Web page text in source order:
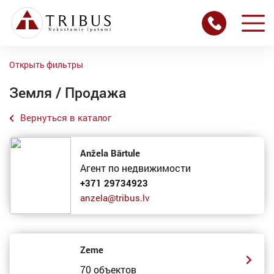
Открыть фильтры
Земля / Продажа
Вернуться в каталог
Anžela Bārtule
Агент по недвижимости
+371 29734923
anzela@tribus.lv
Zeme
70 объектов